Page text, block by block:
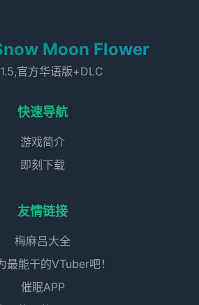
Moon Flower
官方华语版+DLC
快速导航
游戏简介
即刻下载
友情链接
梅麻吕大全
最能干的VTuber吧！
催眠APP